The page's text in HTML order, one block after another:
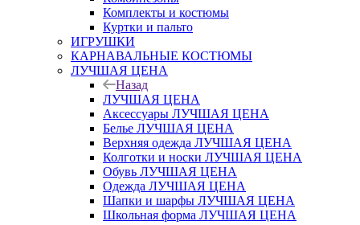
Комплекты и костюмы
Куртки и пальто
ИГРУШКИ
КАРНАВАЛЬНЫЕ КОСТЮМЫ
ЛУЧШАЯ ЦЕНА
Назад
ЛУЧШАЯ ЦЕНА
Аксессуары ЛУЧШАЯ ЦЕНА
Белье ЛУЧШАЯ ЦЕНА
Верхняя одежда ЛУЧШАЯ ЦЕНА
Колготки и носки ЛУЧШАЯ ЦЕНА
Обувь ЛУЧШАЯ ЦЕНА
Одежда ЛУЧШАЯ ЦЕНА
Шапки и шарфы ЛУЧШАЯ ЦЕНА
Школьная форма ЛУЧШАЯ ЦЕНА